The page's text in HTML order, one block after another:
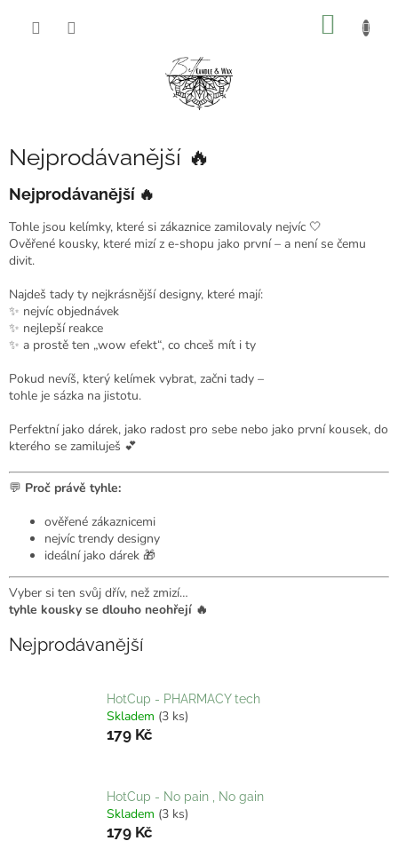
Nejprodávanější 🔥
Nejprodávanější 🔥
Tohle jsou kelímky, které si zákaznice zamilovaly nejvíc 🤍
Ověřené kousky, které mizí z e-shopu jako první – a není se čemu
divit.
Najdeš tady ty nejkrásnější designy, které mají:
✨ nejvíc objednávek
✨ nejlepší reakce
✨ a prostě ten „wow efekt“, co chceš mít i ty
Pokud nevíš, který kelímek vybrat, začni tady –
tohle je sázka na jistotu.
Perfektní jako dárek, jako radost pro sebe nebo jako první kousek, do
kterého se zamiluješ 💕
💬 Proč právě tyhle:
ověřené zákaznicemi
nejvíc trendy designy
ideální jako dárek 🎁
Vyber si ten svůj dřív, než zmizí…
tyhle kousky se dlouho neohřejí 🔥
Nejprodávanější
HotCup - PHARMACY tech
Skladem (3 ks)
179 Kč
HotCup - No pain , No gain
Skladem (3 ks)
179 Kč